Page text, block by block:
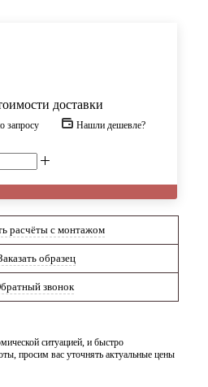
доставки
запросу Нашли дешевле?
расчёты с монтажом
образец
звонок
ситуацией, и быстро
просим вас уточнять актуальные цены